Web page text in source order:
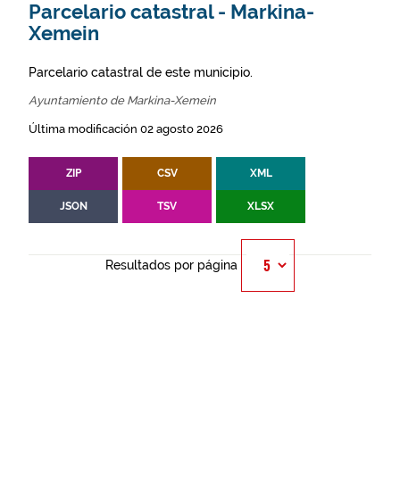
Parcelario catastral - Markina-
Xemein
Parcelario catastral de este municipio.
Ayuntamiento de Markina-Xemein
Última modificación 02 agosto 2026
ZIP CSV XML
JSON TSV XLSX
Resultados por página